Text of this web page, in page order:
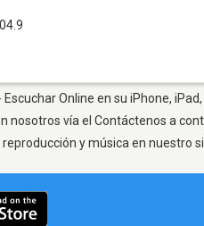
Online en su iPhone,
nosotros vía el Contáctenos a
y música en nuestro